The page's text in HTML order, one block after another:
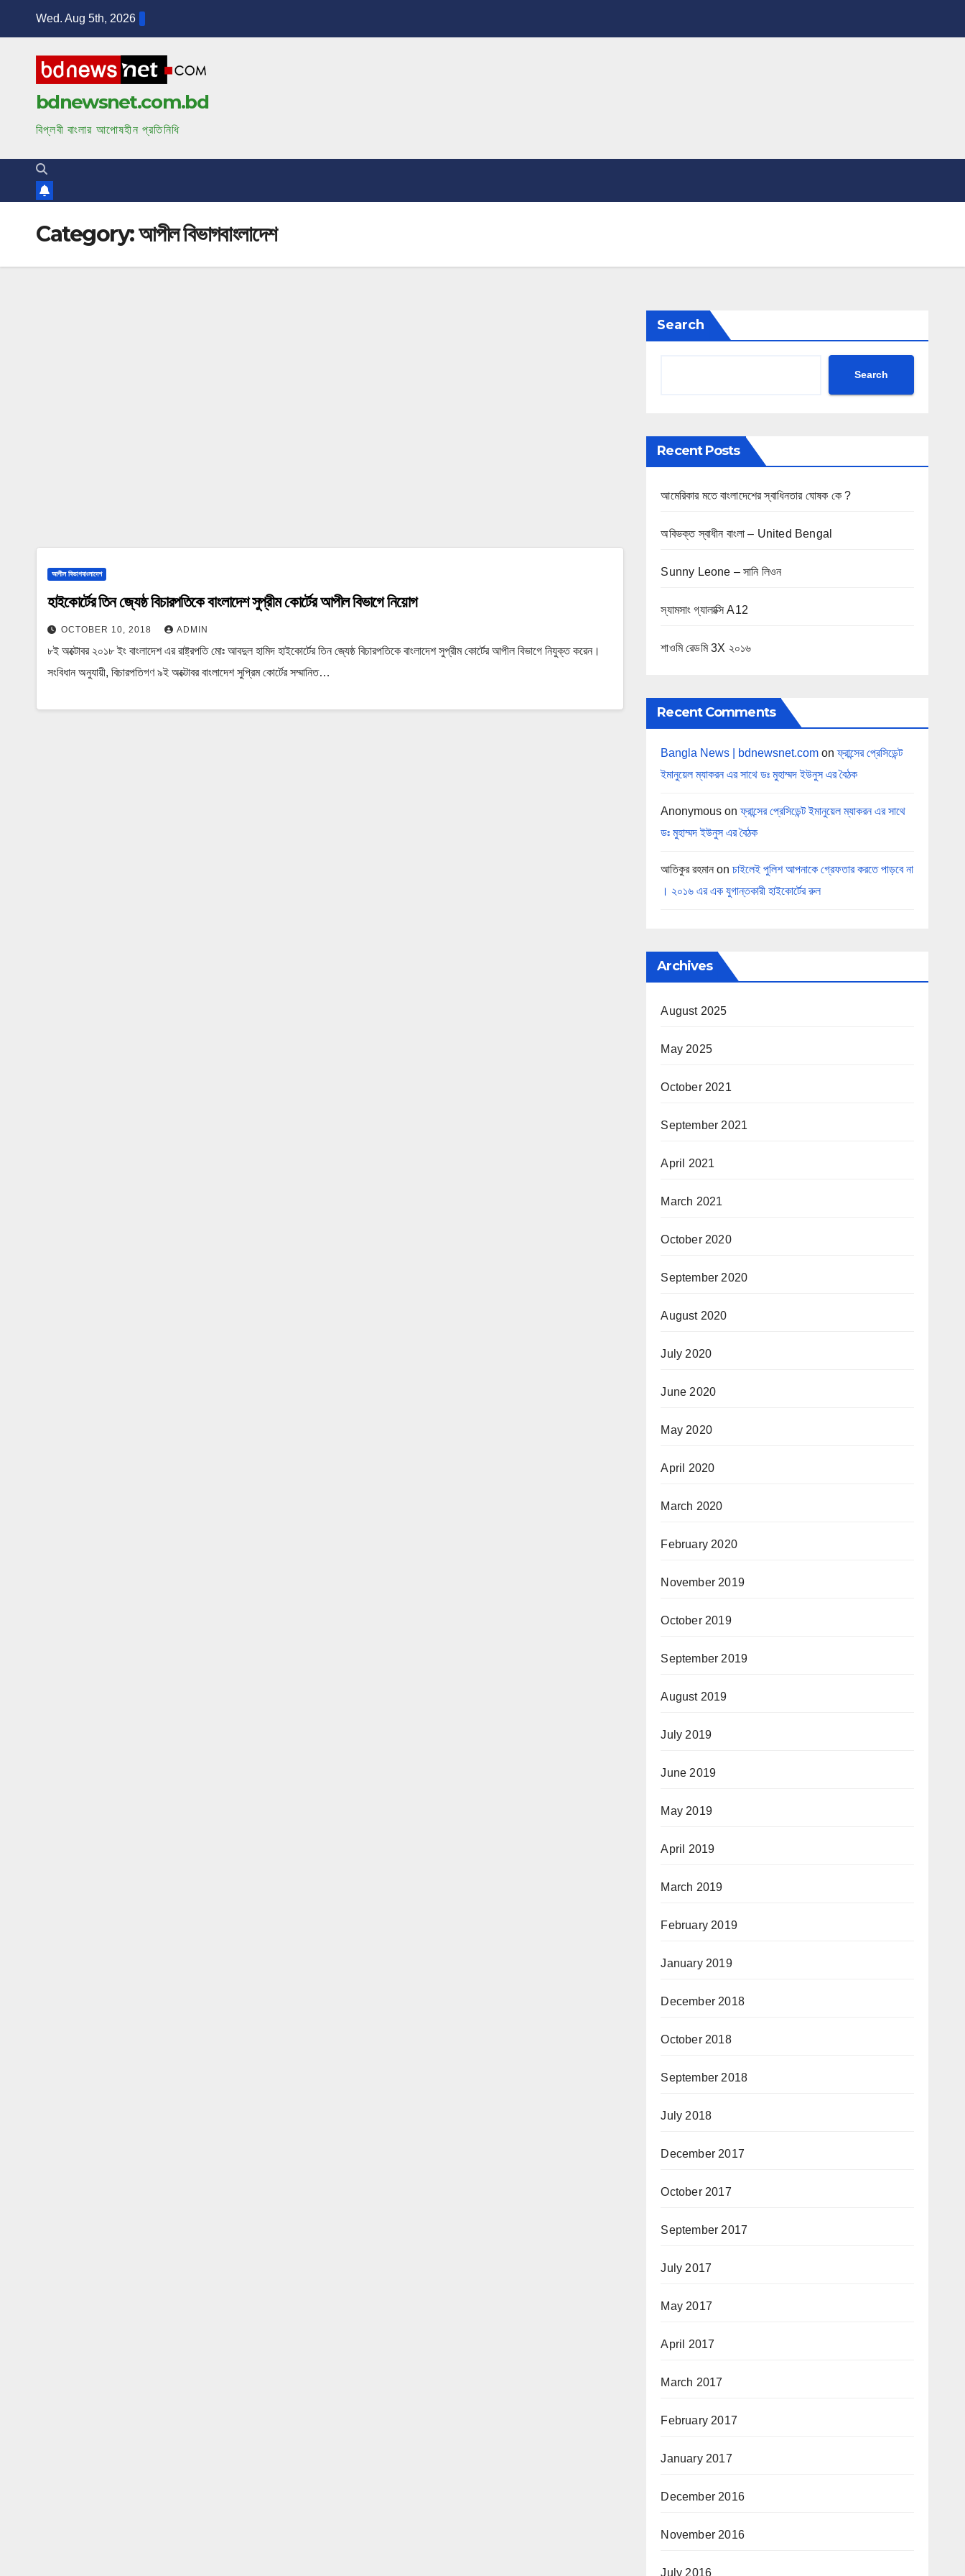
o
t
t
Wed. Aug 5th, 2026
bdnewsnet.com.bd
বিপ্লবী বাংলার আপোষহীন প্রতিনিধি
Category:আপীল বিভাগবাংলাদেশ
আপীল বিভাগবাংলাদেশ
হাইকোর্টের তিন জ্যেষ্ঠ বিচারপতিকে বাংলাদেশ সুপ্রীম কোর্টের আপীল বিভাগে নিয়োগ
OCTOBER 10, 2018 ADMIN
৮ই অক্টোবর ২০১৮ ইং বাংলাদেশ এর রাষ্ট্রপতি মোঃ আবদুল হামিদ হাইকোর্টের তিন জ্যেষ্ঠ বিচারপতিকে বাংলাদেশ সুপ্রীম কোর্টের আপীল বিভাগে নিযুক্ত করেন।
সংবিধান অনুযায়ী, বিচারপতিগণ ৯ই অক্টোবর বাংলাদেশ সুপ্রিম কোর্টের সম্মানিত…
Search
Search
Recent Posts
আমেরিকার মতে বাংলাদেশের স্বাধিনতার ঘোষক কে ?
অবিভক্ত স্বাধীন বাংলা – United Bengal
Sunny Leone – সানি লিওন
স্যামসাং গ্যালাক্সি A12
শাওমি রেডমি 3X ২০১৬
Recent Comments
Bangla News | bdnewsnet.com onফ্রান্সের প্রেসিডেন্ট
ইমানুয়েল ম্যাকরন এর সাথে ডঃ মুহাম্মদ ইউনুস এর বৈঠক
Anonymous onফ্রান্সের প্রেসিডেন্ট ইমানুয়েল ম্যাকরন এর সাথে
ডঃ মুহাম্মদ ইউনুস এর বৈঠক
আতিকুর রহমান onচাইলেই পুলিশ আপনাকে গ্রেফতার করতে পাড়বে না
। ২০১৬ এর এক যুগান্তকারী হাইকোর্টের রুল
Archives
August 2025
May 2025
October 2021
September 2021
April 2021
March 2021
October 2020
September 2020
August 2020
July 2020
June 2020
May 2020
April 2020
March 2020
February 2020
November 2019
October 2019
September 2019
August 2019
July 2019
June 2019
May 2019
April 2019
March 2019
February 2019
January 2019
December 2018
October 2018
September 2018
July 2018
December 2017
October 2017
September 2017
July 2017
May 2017
April 2017
March 2017
February 2017
January 2017
December 2016
November 2016
July 2016